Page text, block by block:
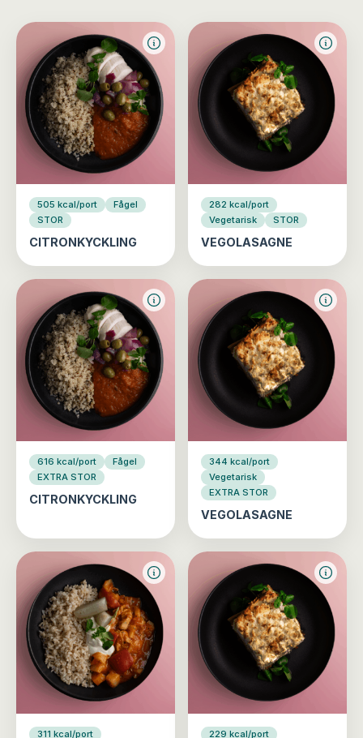
505 kcal/port
Fågel
STOR
CITRONKYCKLING
282 kcal/port
Vegetarisk
STOR
VEGOLASAGNE
616 kcal/port
Fågel
EXTRA STOR
CITRONKYCKLING
344 kcal/port
Vegetarisk
EXTRA STOR
VEGOLASAGNE
311 kcal/port 229 kcal/port